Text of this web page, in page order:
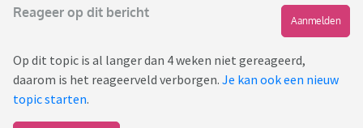
Reageer op dit bericht
Aanmelden
Op dit topic is al langer dan 4 weken niet gereageerd,
daarom is het reageerveld verborgen. Je kan ook een nieuw
topic starten.